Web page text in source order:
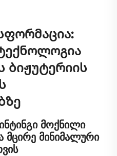
ბიჟუტერიის
მოქნილი
მცირე მინიმალური